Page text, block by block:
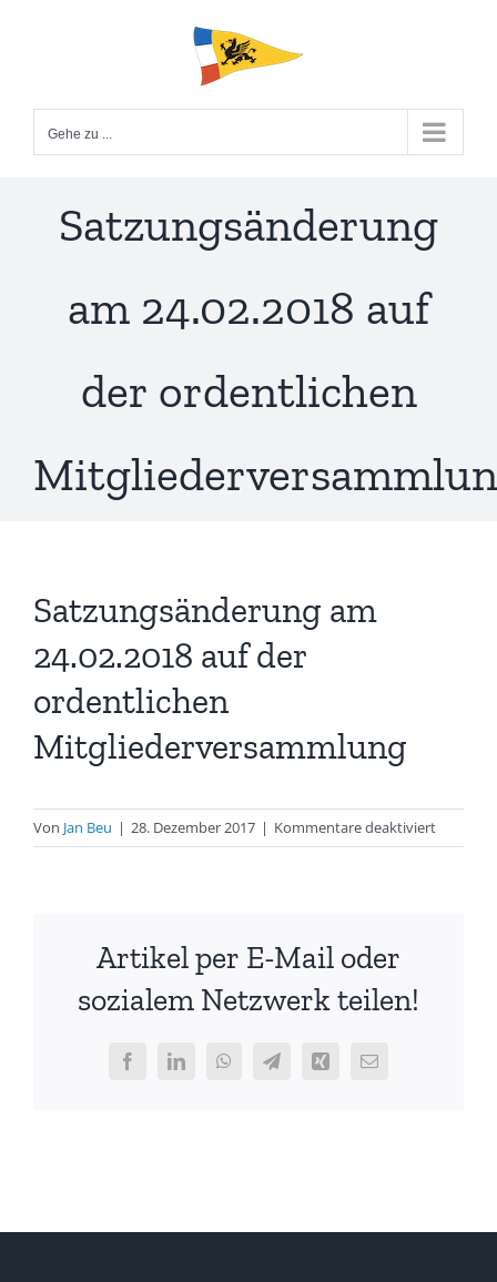
Gehe zu ...
Satzungsänderung
am 24.02.2018 auf
der ordentlichen
Satzungsänderung am
24.02.2018 auf der
ordentlichen
Mitgliederversammlung
Von Jan Beu | 28. Dezember 2017 | Kommentare deaktiviertfür
Artikel per E-Mail oder
sozialem Netzwerk teilen!
FacebookLinkedInWhatsAppTelegramXing
E-